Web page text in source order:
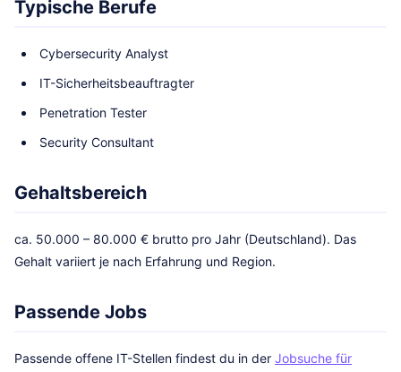
Typische Berufe
Cybersecurity Analyst
IT-Sicherheitsbeauftragter
Penetration Tester
Security Consultant
Gehaltsbereich
ca. 50.000 – 80.000 € brutto pro Jahr (Deutschland). Das
Gehalt variiert je nach Erfahrung und Region.
Passende Jobs
Passende offene IT-Stellen findest du in der Jobsuche für